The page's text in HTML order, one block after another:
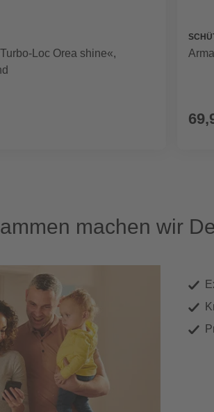
Loc Orea shine«,
machen wir